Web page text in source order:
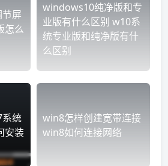
屏
怎么
windows10纯净版和专
业版有什么区别 w10系
统专业版和纯净版有什
么区别
统
安装
win8怎样创建宽带连接
win8如何连接网络